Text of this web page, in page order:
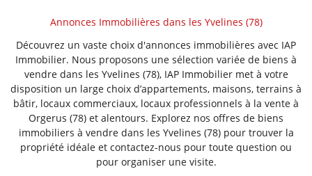
Annonces Immobilières dans les Yvelines (78)
Découvrez un vaste choix d'annonces immobilières avec IAP
Immobilier. Nous proposons une sélection variée de biens à
vendre dans les Yvelines (78), IAP Immobilier met à votre
disposition un large choix d’appartements, maisons, terrains à
bâtir, locaux commerciaux, locaux professionnels à la vente à
Orgerus (78) et alentours. Explorez nos offres de biens
immobiliers à vendre dans les Yvelines (78) pour trouver la
propriété idéale et contactez-nous pour toute question ou
pour organiser une visite.